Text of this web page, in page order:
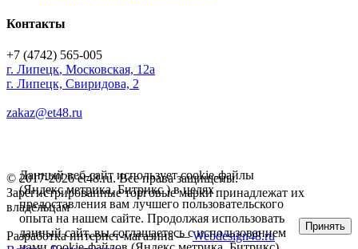
Контакты
+7 (4742) 565-005
г. Липецк, Московская, 12а
г. Липецк, Свиридова, 2
zakaz@et48.ru
© 2017-2026 et48.ru. Все права защищены.
Зарегистрированные торговые марки принадлежат их
владельцам
Разработка интернет-магазина —Webdesign48.ru
Данный веб-сайт использует cookie-файлы
(Яндекс метрика, Битрикс ) в целях
предоставления вам лучшего пользовательского
опыта на нашем сайте. Продолжая использовать
данный сайт, вы соглашаетесь с использованием
Принять